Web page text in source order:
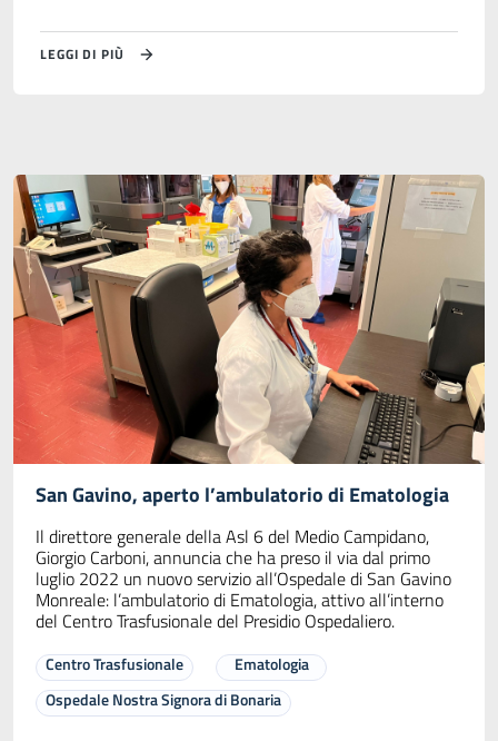
LEGGI DI PIÙ
San Gavino, aperto l’ambulatorio di Ematologia
Il direttore generale della Asl 6 del Medio Campidano,
Giorgio Carboni, annuncia che ha preso il via dal primo
luglio 2022 un nuovo servizio all’Ospedale di San Gavino
Monreale: l’ambulatorio di Ematologia, attivo all’interno
del Centro Trasfusionale del Presidio Ospedaliero.
Centro Trasfusionale
Ematologia
Ospedale Nostra Signora di Bonaria